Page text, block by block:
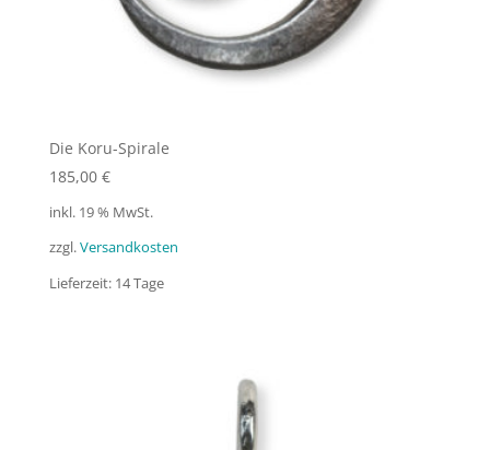
Die Koru-Spirale
185,00 €
inkl. 19 % MwSt.
zzgl.Versandkosten
Lieferzeit: 14 Tage